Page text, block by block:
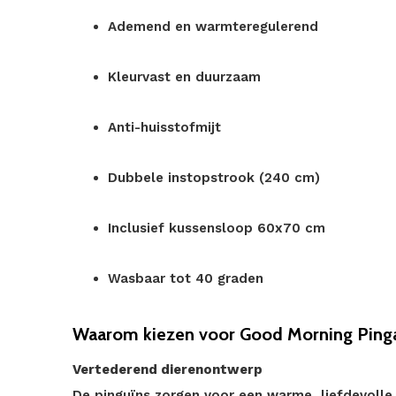
Ademend en warmteregulerend
Kleurvast en duurzaam
Anti-huisstofmijt
Dubbele instopstrook (240 cm)
Inclusief kussensloop 60x70 cm
Wasbaar tot 40 graden
Waarom kiezen voor Good Morning
Vertederend dierenontwerp